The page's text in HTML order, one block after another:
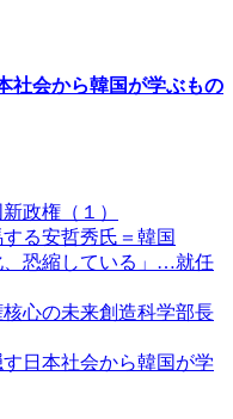
社会から韓国が学ぶもの
政権（１）
る安哲秀氏＝韓国
、恐縮している」…就任
心の未来創造科学部長
日本社会から韓国が学